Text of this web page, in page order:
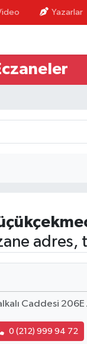
Yazarlar
adres,
Caddesi 206E
0 (212) 999 94 72